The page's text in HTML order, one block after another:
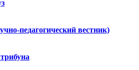
педагогический вестник)